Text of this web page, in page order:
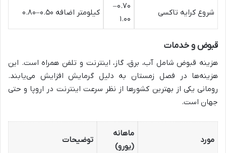
شروع کرایه تاکسی
۰.۷۰–
۱.۰۰
کیلومتر اضافه ۰.۵۰–۰.۸۰
قبوض و خدمات
هزینه قبوض شامل آب، برق، گاز، اینترنت و تلفن همراه است. این
هزینه‌ها در فصل زمستان به دلیل گرمایش افزایش می‌یابند.
رومانی یکی از بهترین کشورها از نظر سرعت اینترنت در اروپا و حتی
جهان است.
مورد
ماهانه
(یورو)
توضیحات